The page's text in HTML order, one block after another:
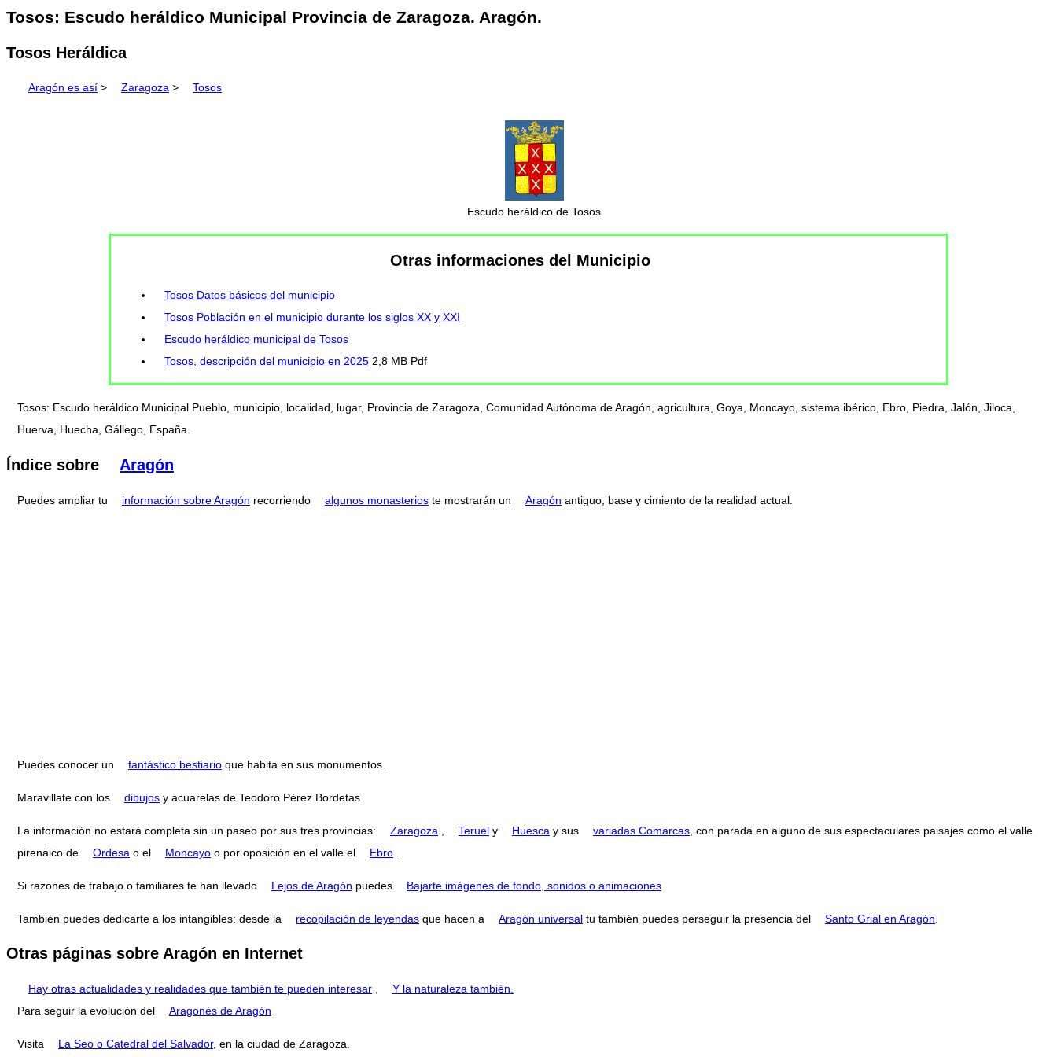
Tosos: Escudo heráldico Municipal Provincia de Zaragoza. Aragón.
Tosos Heráldica
Aragón es así > Zaragoza > Tosos
Escudo heráldico de Tosos
Otras informaciones del Municipio
Tosos Datos básicos del municipio
Tosos Población en el municipio durante los siglos XX y XXI
Escudo heráldico municipal de Tosos
Tosos, descripción del municipio en 20252,8 MB Pdf
Tosos: Escudo heráldico Municipal Pueblo, municipio, localidad, lugar, Provincia de Zaragoza, Comunidad Autónoma de Aragón, agricultura, Goya, Moncayo, sistema ibérico, Ebro, Piedra, Jalón, Jiloca,
Huerva, Huecha, Gállego, España.
Índice sobre Aragón
Puedes ampliar tu información sobre Aragón recorriendo algunos monasterios te mostrarán un Aragón antiguo, base y cimiento de la realidad actual.
Puedes conocer un fantástico bestiario que habita en sus monumentos.
Maravillate con los dibujos y acuarelas de Teodoro Pérez Bordetas.
La información no estará completa sin un paseo por sus tres provincias: Zaragoza Teruel y Huesca y sus variadas Comarcas , con parada en alguno de sus espectaculares paisajes como el valle
pirenaico de
Ordesa o el Moncayo o por oposición en el valle el Ebro
Si razones de trabajo o familiares te han llevado Lejos de Aragón puedes Bajarte imágenes de fondo, sonidos o animaciones
También puedes dedicarte a los intangibles: desde la recopilación de leyendas que hacen a Aragón universal tu también puedes perseguir la presencia del Santo Grial en Aragón
Otras páginas sobre Aragón en Internet
Hay otras actualidades y realidades que también te pueden interesar
Y la naturaleza también.
Para seguir la evolución del
Aragonés de Aragón
Visita La Seo o Catedral del Salvador, en la ciudad de Zaragoza.